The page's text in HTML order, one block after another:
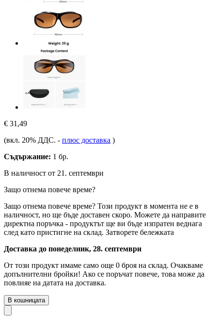
€ 31,49
(вкл. 20% ДДС. - плюс доставка )
Съдържание: 1 бр.
В наличност от 21. септември
Защо отнема повече време?
Защо отнема повече време? Този продукт в момента не е в
наличност, но ще бъде доставен скоро. Можете да направите
директна поръчка - продуктът ще ви бъде изпратен веднага
след като пристигне на склад. Затворете бележката
Доставка до понеделник, 28. септември
От този продукт имаме само още 0 броя на склад. Очакваме
допълнителни бройки! Ако се поръчат повече, това може да
повлияе на датата на доставка.
В кошницата